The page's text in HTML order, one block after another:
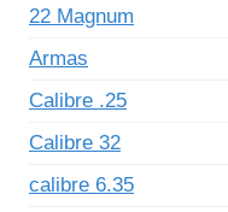
22 Magnum
Armas
Calibre .25
Calibre 32
calibre 6.35